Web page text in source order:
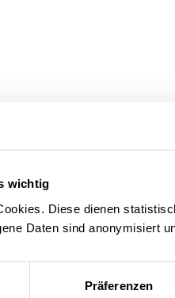
wichtig
Diese dienen
Daten sind anonymisiert
Präferenzen